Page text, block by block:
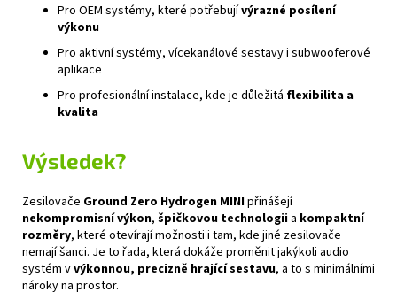
Pro OEM systémy, které potřebujívýrazné posílení
výkonu
Pro aktivní systémy, vícekanálové sestavy i subwooferové
aplikace
Pro profesionální instalace, kde je důležitá flexibilita a
kvalita
Výsledek?
Zesilovače Ground Zero Hydrogen MINIpřinášejí
nekompromisní výkon, špičkovou technologii a kompaktní
rozměry, které otevírají možnosti i tam, kde jiné zesilovače
nemají šanci. Je to řada, která dokáže proměnit jakýkoli audio
systém vvýkonnou, precizně hrající sestavu, a to s minimálními
nároky na prostor.